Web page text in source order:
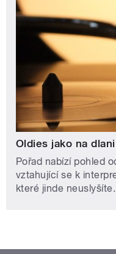
Oldies jako na dlani
Pořad nabízí pohled
vztahující se k
které jinde neuslyšíte.